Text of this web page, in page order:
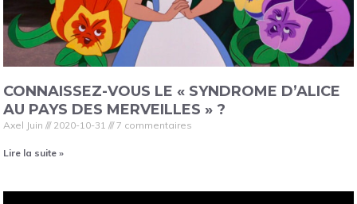
CONNAISSEZ-VOUS LE « SYNDROME D’ALICE
AU PAYS DES MERVEILLES » ?
Axel Juin 2020-10-31 7 commentaires
Lire la suite »